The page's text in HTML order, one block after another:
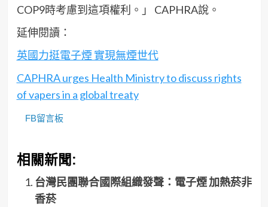
COP9時考慮到這項權利。」 CAPHRA說。
延伸閱讀：
英國力挺電子煙 實現無煙世代
CAPHRA urges Health Ministry to discuss rights
of vapers in a global treaty
FB留言板
相關新聞:
台灣民團聯合國際組織發聲：電子煙 加熱菸非
香菸